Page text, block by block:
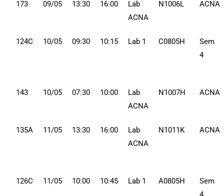
173 09/05 13:30 16:00
Lab
ACNA
N1006L ACNA
124C 10/05 09:30 10:15 Lab 1 C0805H
Sem
4
143 10/05 07:30 10:00
Lab
ACNA
N1007H ACNA
135A 11/05 13:30 16:00
Lab
ACNA
N1011K ACNA
126C 11/05 10:00 10:45 Lab 1 A0805H
Sem